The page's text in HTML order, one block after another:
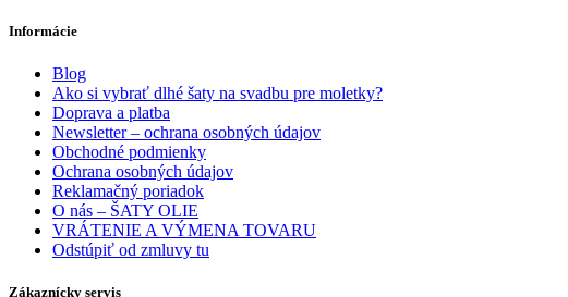
Informácie
Blog
Ako si vybrať dlhé šaty na svadbu pre moletky?
Doprava a platba
Newsletter – ochrana osobných údajov
Obchodné podmienky
Ochrana osobných údajov
Reklamačný poriadok
O nás – ŠATY OLIE
VRÁTENIE A VÝMENA TOVARU
Odstúpiť od zmluvy tu
Zákaznícky servis